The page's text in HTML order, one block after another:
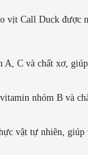
vịt Call Duck được
A, C và chất xơ,
nhóm B và
vật tự nhiên,